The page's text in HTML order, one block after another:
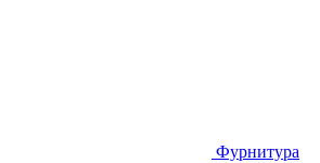
Фурнитура